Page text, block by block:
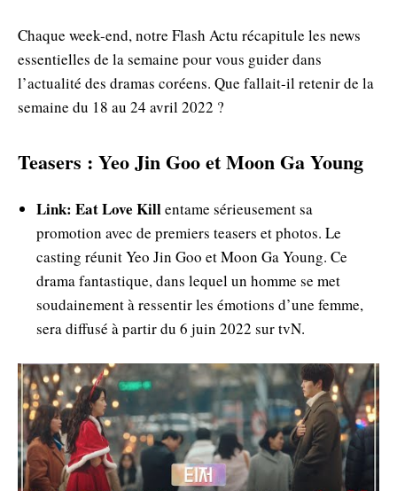
Chaque week-end, notre Flash Actu récapitule les news
essentielles de la semaine pour vous guider dans
l’actualité des dramas coréens. Que fallait-il retenir de la
semaine du 18 au 24 avril 2022 ?
Teasers : Yeo Jin Goo et Moon Ga Young
Link: Eat Love Killentame sérieusement sa
promotion avec de premiers teasers et photos. Le
casting réunit Yeo Jin Goo et Moon Ga Young. Ce
drama fantastique, dans lequel un homme se met
soudainement à ressentir les émotions d’une femme,
sera diffusé à partir du 6 juin 2022 sur tvN.